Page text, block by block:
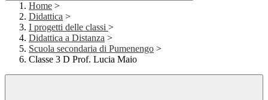
Home >
Didattica >
I progetti delle classi >
Didattica a Distanza >
Scuola secondaria di Pumenengo >
Classe 3 D Prof. Lucia Maio